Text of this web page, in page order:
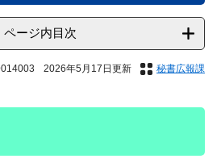
ページ内目次
2026年5月17日更新 秘書広報課